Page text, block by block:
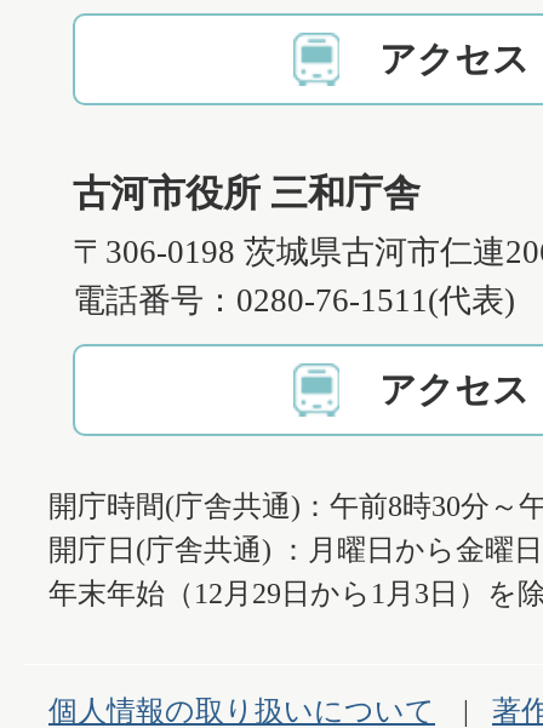
アクセス
古河市役所 三和庁舎
〒306-0198 茨城県古河市仁連
電話番号：0280-76-1511(代表)
アクセス
開庁時間(庁舎共通)：午前8時30分～
開庁日(庁舎共通) ：月曜日から金曜
年末年始（12月29日から1月3日）を
個人情報の取り扱いについて
著